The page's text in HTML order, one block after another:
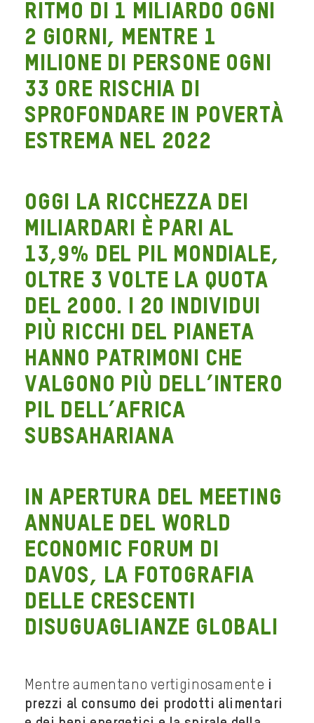
ritmo di 1 miliardo ogni
2 giorni, mentre 1
milione di persone ogni
33 ore rischia di
sprofondare in povertà
estrema nel 2022
Oggi la ricchezza dei
miliardari è pari al
13,9% del Pil mondiale,
oltre 3 volte la quota
del 2000. I 20 individui
più ricchi del pianeta
hanno patrimoni che
valgono più dell’intero
PIL dell’Africa
subsahariana
In apertura del meeting
annuale del World
Economic Forum di
Davos, la fotografia
delle crescenti
disuguaglianze globali
Mentre aumentano vertiginosamente i
prezzi al consumo dei prodotti alimentari